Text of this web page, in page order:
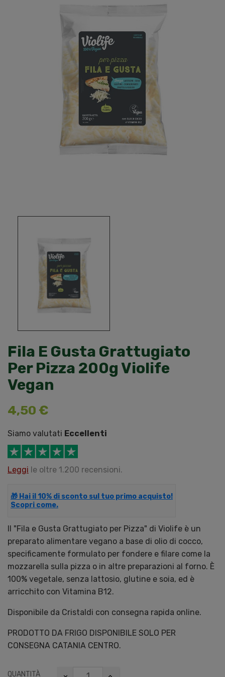
Fila E Gusta Grattugiato
Per Pizza 200g Violife
Vegan
4,50 €
Siamo valutati Eccellenti
Leggi le oltre 1.200 recensioni.
🎁 Hai il 10% di sconto sul tuo primo acquisto!
Scopri come.
Il "Fila e Gusta Grattugiato per Pizza" di Violife è un
preparato alimentare vegano a base di olio di cocco,
specificamente formulato per fondere e filare come la
mozzarella sulla pizza o in altre preparazioni al forno. È
100% vegetale, senza lattosio, glutine e soia, ed è
arricchito con Vitamina B12.
Disponibile da Cristaldi con consegna rapida online.
PRODOTTO DA FRIGO DISPONIBILE SOLO PER
CONSEGNA CATANIA CENTRO.
QUANTITÀ